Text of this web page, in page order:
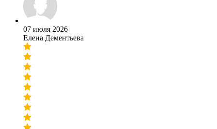
07 июля 2026
Елена Дементьева